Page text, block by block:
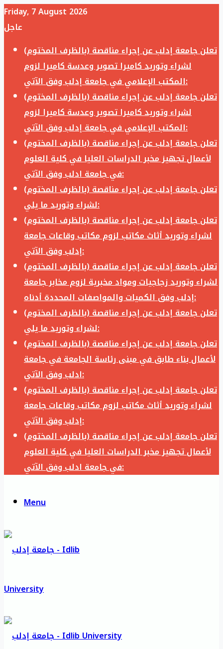
Friday, 7 August 2026
عاجل
تعلن جامعة إدلب عن إجراء مناقصة (بالظرف المختوم)
لشراء وتوريد كاميرا تصوير وعدسة كاميرا لزوم
المكتب الإعلامي في جامعة إدلب وفق الآتي:
تعلن جامعة إدلب عن إجراء مناقصة (بالظرف المختوم)
لشراء وتوريد كاميرا تصوير وعدسة كاميرا لزوم
المكتب الإعلامي في جامعة إدلب وفق الآتي:
تعلن جامعة إدلب عن إجراء مناقصة (بالظرف المختوم)
لأعمال تجهيز مخبر الدراسات العليا في كلية العلوم
في جامعة ادلب وفق الآتي:
تعلن جامعة إدلب عن إجراء مناقصة (بالظرف المختوم)
لشراء وتوريد ما يلي:
تعلن جامعة إدلب عن إجراء مناقصة (بالظرف المختوم)
لشراء وتوريد أثاث مكاتب لزوم مكاتب وقاعات جامعة
إدلب وفق الآتي:
تعلن جامعة إدلب عن إجراء مناقصة (بالظرف المختوم)
لشراء وتوريد زجاجيات ومواد مخبرية لزوم مخابر جامعة
إدلب وفق الكميات والمواصفات المحددة أدناه:
تعلن جامعة إدلب عن إجراء مناقصة (بالظرف المختوم)
لشراء وتوريد ما يلي:
تعلن جامعة إدلب عن إجراء مناقصة (بالظرف المختوم)
لأعمال بناء طابق في مبنى رئاسة الجامعة في جامعة
ادلب وفق الآتي:
تعلن جامعة إدلب عن إجراء مناقصة (بالظرف المختوم)
لشراء وتوريد أثاث مكاتب لزوم مكاتب وقاعات جامعة
إدلب وفق الآتي:
تعلن جامعة إدلب عن إجراء مناقصة (بالظرف المختوم)
لأعمال تجهيز مخبر الدراسات العليا في كلية العلوم
في جامعة ادلب وفق الآتي:
Menu